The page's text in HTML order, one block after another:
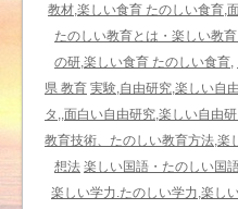
い
う
上
下
感
覚
－
た
教材,楽しい食育 たのしい食育,
たのしい教育とは・楽しい教
の研,楽しい食育 たのしい食育,
県 教育 実験,自由研究,楽しい自
タ,,面白い自由研究,楽しい自由
教育技術、たのしい教育方法,楽
想法 楽しい国語・たのしい国
楽しい学力.たのしい学力,楽し